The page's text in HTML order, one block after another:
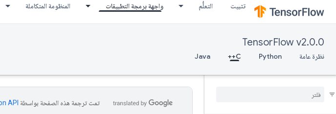
تثبيت التعلُّم واجهة برمجة التطبيقات المنظومة المتكاملة
TensorFlow v2.0.0
نظرة عامة Python
C++
Java
تمت ترجمة هذه الصفحة بواسطة API‏